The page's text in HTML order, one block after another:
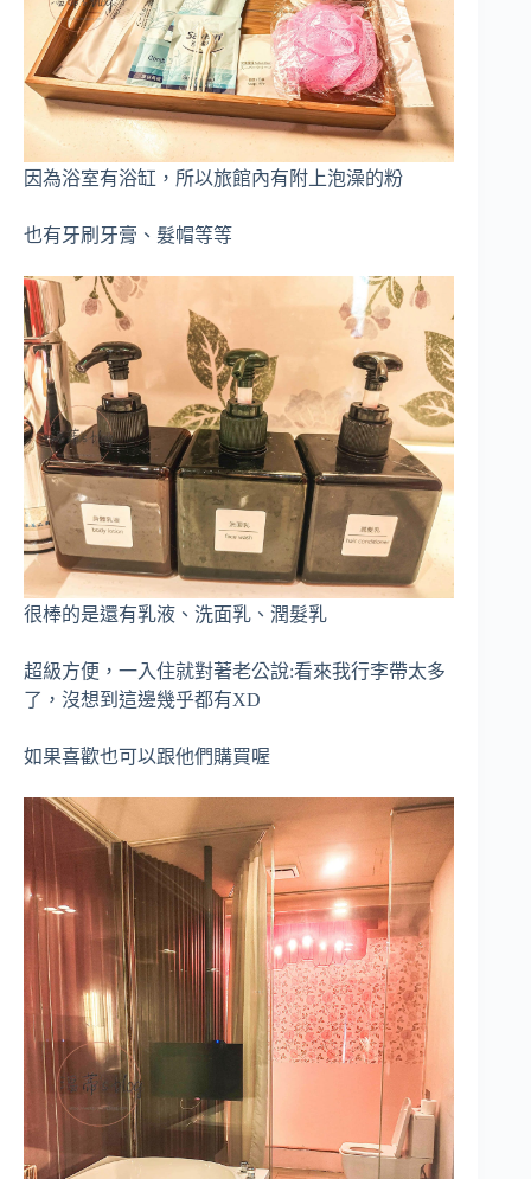
因為浴室有浴缸，所以旅館內有附上泡澡的粉
也有牙刷牙膏、髮帽等等
很棒的是還有乳液、洗面乳、潤髮乳
超級方便，一入住就對著老公說:看來我行李帶太多
了，沒想到這邊幾乎都有XD
如果喜歡也可以跟他們購買喔